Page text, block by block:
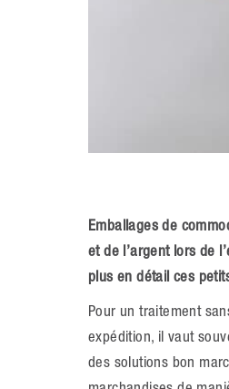
Emballages de
et de l’argent lors de
plus en détail ces
Pour un traitement
expédition, il vaut
des solutions bon